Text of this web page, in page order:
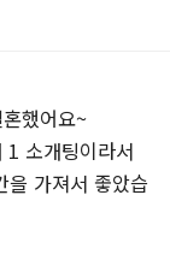
했어요~
소개팅이라서
을 가져서 좋았습